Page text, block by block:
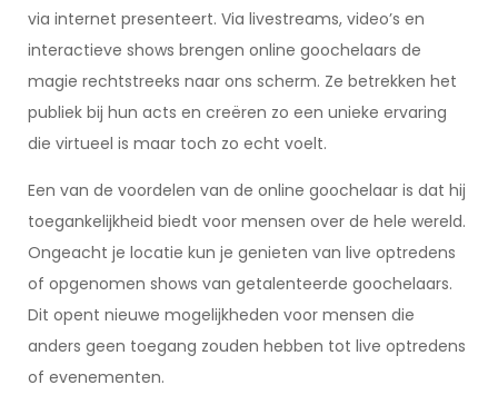
via internet presenteert. Via livestreams, video’s en
interactieve shows brengen online goochelaars de
magie rechtstreeks naar ons scherm. Ze betrekken het
publiek bij hun acts en creëren zo een unieke ervaring
die virtueel is maar toch zo echt voelt.
Een van de voordelen van de online goochelaar is dat hij
toegankelijkheid biedt voor mensen over de hele wereld.
Ongeacht je locatie kun je genieten van live optredens
of opgenomen shows van getalenteerde goochelaars.
Dit opent nieuwe mogelijkheden voor mensen die
anders geen toegang zouden hebben tot live optredens
of evenementen.